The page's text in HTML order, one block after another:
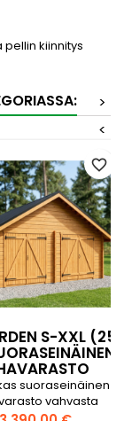
kiinnitys
>
<
S-XXL (25
suoraseinäinen
vahvasta
puusta – 25
favorite_border